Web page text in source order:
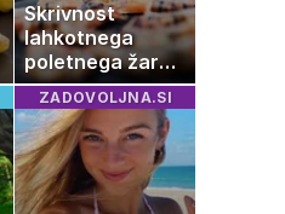
Skrivnost
lahkotnega
poletnega žara,
po katerem ne
boste
potrebovali
popoldanskega
spanca
ZADOVOLJNA.SI